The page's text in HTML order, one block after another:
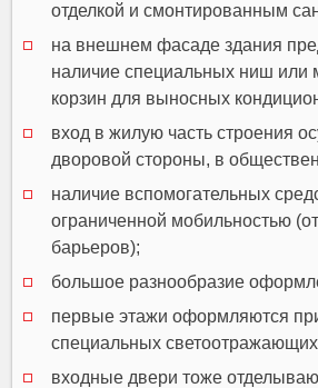
отделкой и смонтированным
на внешнем фасаде здания
наличие специальных ниш или
корзин для выносных
вход в жилую часть строения
дворовой стороны, в
наличие вспомогательных
ограниченной мобильностью
барьеров);
большое разнообразие
первые этажи оформляются
специальных светоотражающих
входные двери тоже